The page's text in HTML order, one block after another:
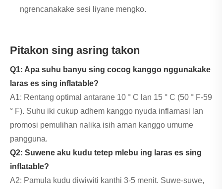
ngrencanakake sesi liyane mengko.
Pitakon sing asring takon
Q1: Apa suhu banyu sing cocog kanggo nggunakake
laras es sing inflatable?
A1: Rentang optimal antarane 10 ° C lan 15 ° C (50 ° F-59
° F). Suhu iki cukup adhem kanggo nyuda inflamasi lan
promosi pemulihan nalika isih aman kanggo umume
pangguna.
Q2: Suwene aku kudu tetep mlebu ing laras es sing
inflatable?
A2: Pamula kudu diwiwiti kanthi 3-5 menit. Suwe-suwe,